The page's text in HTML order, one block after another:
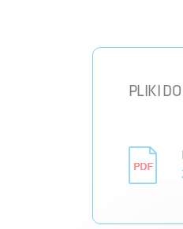
PLIKI